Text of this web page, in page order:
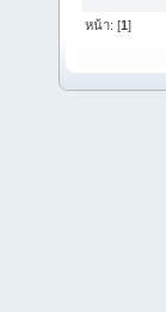
หน้า: [1]